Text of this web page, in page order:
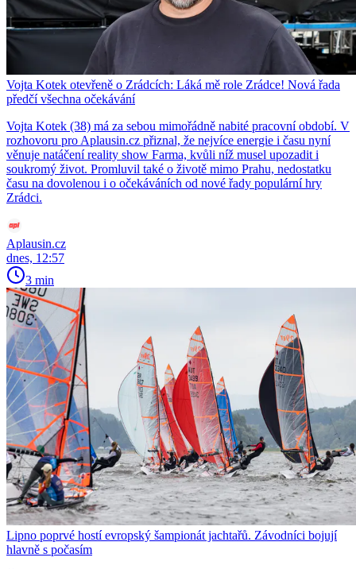
Vojta Kotek otevřeně o Zrádcích: Láká mě role Zrádce! Nová řada
předčí všechna očekávání
Vojta Kotek (38) má za sebou mimořádně nabité pracovní období. V
rozhovoru pro Aplausin.cz přiznal, že nejvíce energie i času nyní
věnuje natáčení reality show Farma, kvůli níž musel upozadit i
soukromý život. Promluvil také o životě mimo Prahu, nedostatku
času na dovolenou i o očekáváních od nové řady populární hry
Zrádci.
Aplausin.cz
dnes, 12:57
3 min
Lipno poprvé hostí evropský šampionát jachtařů. Závodníci bojují
hlavně s počasím